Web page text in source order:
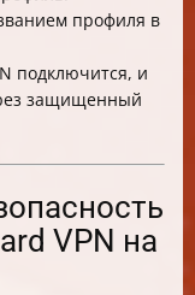
профиля в
подключится, и
защищенный
VPN на